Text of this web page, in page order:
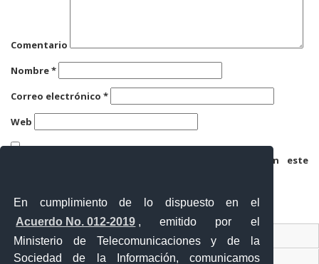
En cumplimiento de lo dispuesto en el
Acuerdo No. 012-2019 , emitido por el
Ministerio de Telecomunicaciones y de la
Sociedad de la Información, comunicamos
Comentario
Nombre*
Correo electrónico *
Web
Guarda mi nombre, correo electrónico y web en este
Contacto Ciudadano
Ventanilla Única de Comercio Exterior